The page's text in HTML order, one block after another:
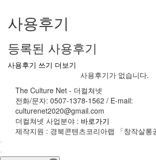
사용후기
등록된 사용후기
사용후기 쓰기 더보기
사용후기가 없습니다.
The Culture Net - 더컬쳐넷
전화/문자: 0507-1378-1562 / E-mail:
culturenet2020@gmail.com
더컬쳐넷 사업분야 : 바로가기
제작지원 : 경북콘텐츠코리아랩 「창작살롱